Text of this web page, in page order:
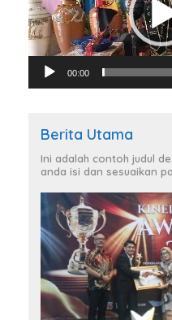
00:00
Berita Utama
Ini adalah contoh judul
anda isi dan sesuaikan